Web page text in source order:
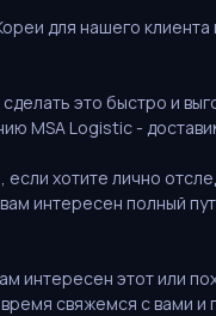
для нашего
это быстро и
MSA Logistic -
хотите лично
интересен полный
интересен этот или
свяжемся с вами и